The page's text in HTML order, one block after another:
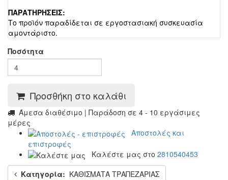
ΠΑΡΑΤΗΡΗΣΕΙΣ:
Το προϊόν παραδίδεται σε εργοστασιακή συσκευασία
αμοντάριστο.
Ποσότητα
Προσθήκη στο καλάθι
Άμεσα διαθέσιμο | Παράδοση σε 4 - 10 εργάσιμες
μέρες
Αποστολές και
επιστροφές
Καλέστε μας στο 2810540453
Κατηγορία: ΚΑΘΙΣΜΑΤΑ ΤΡΑΠΕΖΑΡΙΑΣ